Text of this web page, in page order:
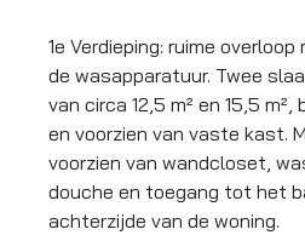
1e Verdieping: ruime
de wasapparatuur. Twee
van circa 12,5 m² en 15,5
en voorzien van vaste kast.
voorzien van wandcloset,
douche en toegang tot het
achterzijde van de woning.